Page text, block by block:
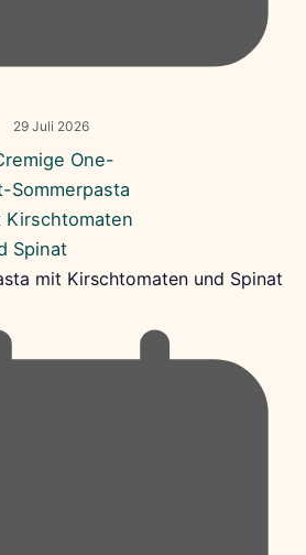
29 Juli 2026
mit Kirschtomaten und Spinat